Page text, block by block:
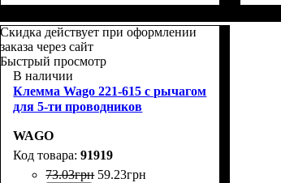
Скидка действует при оформлении
заказа через сайт
Быстрый просмотр
В наличии
Клемма Wago 221-615 с рычагом
для 5-ти проводников
WAGO
91919
73.03грн 59.23грн